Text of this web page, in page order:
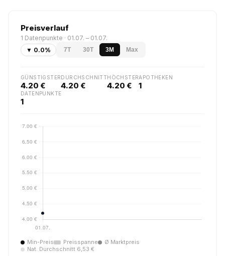
Preisverlauf
1 Datenpunkte · 01.07. – 01.07.
▼ 0.0%
7T 30T 3M Max
GÜNSTIGSTER
4.20 €
DURCHSCHNITT
4.20 €
HÖCHSTER
4.20 €
APOTHEKEN
1
DATENPUNKTE
1
Min-Preis Preisspanne
Ø Marktpreis
Nat. Durchschnitt 6,53 €